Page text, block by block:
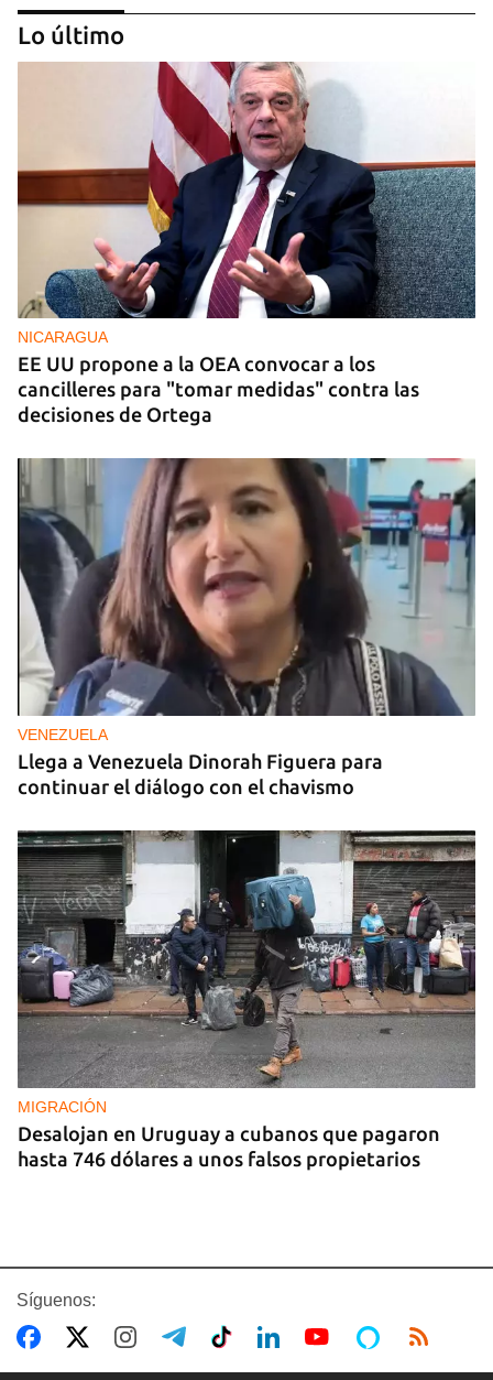
INTELIGENCIA
La CIA actúa en Cuba para crear fisuras en la
cúpula del poder y desbancar al sector duro
Lo último
NICARAGUA
EE UU propone a la OEA convocar a los
cancilleres para "tomar medidas" contra las
decisiones de Ortega
VENEZUELA
Llega a Venezuela Dinorah Figuera para
continuar el diálogo con el chavismo
MIGRACIÓN
Desalojan en Uruguay a cubanos que pagaron
hasta 746 dólares a unos falsos propietarios
Síguenos: